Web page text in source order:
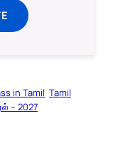
in Tamil Tamil
– 2027